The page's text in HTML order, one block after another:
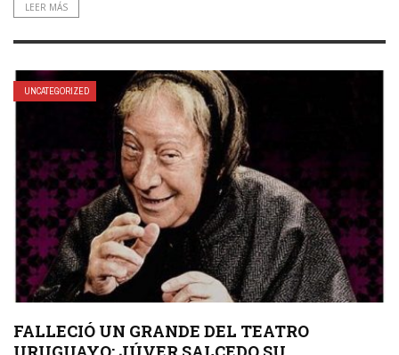
LEER MÁS
UNCATEGORIZED
FALLECIÓ UN GRANDE DEL TEATRO